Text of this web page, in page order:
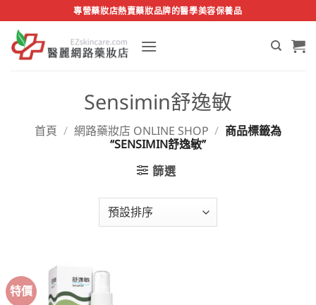
to
content
專營藥妝店熱賣藥妝品牌的醫學美容保養品
Sensimin舒逸敏
首頁 / 網路藥妝店 ONLINE SHOP / 商品標籤為
“SENSIMIN舒逸敏”
篩選
特價